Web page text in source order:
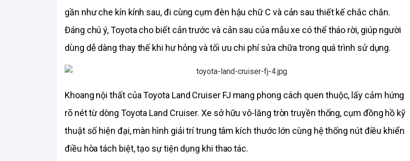
gần như che kín kính sau, đi cùng cụm đèn hậu chữ C và cản sau thiết kế chắc chắn.
Đáng chú ý, Toyota cho biết cản trước và cản sau của mẫu xe có thể tháo rời, giúp người
dùng dễ dàng thay thế khi hư hỏng và tối ưu chi phí sửa chữa trong quá trình sử dụng.
Khoang nội thất của Toyota Land Cruiser FJ mang phong cách quen thuộc, lấy cảm hứng
rõ nét từ dòng Toyota Land Cruiser. Xe sở hữu vô-lăng tròn truyền thống, cụm đồng hồ kỹ
thuật số hiện đại, màn hình giải trí trung tâm kích thước lớn cùng hệ thống nút điều khiển
điều hòa tách biệt, tạo sự tiện dụng khi thao tác.